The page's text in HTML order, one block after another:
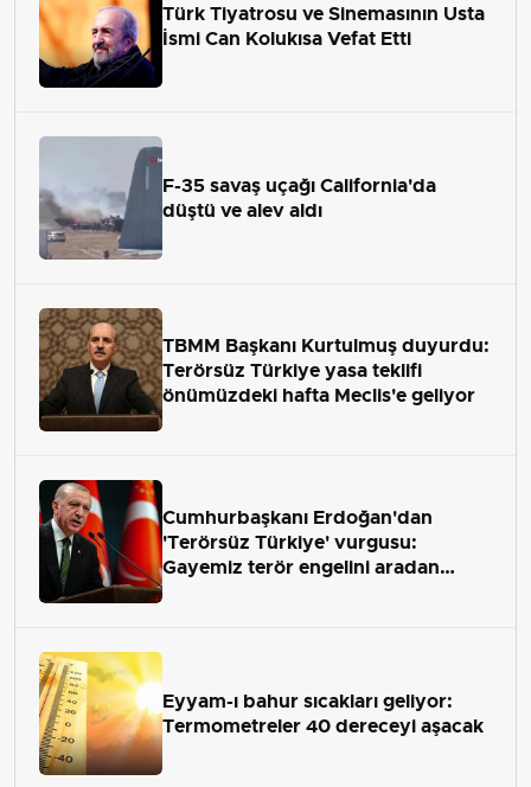
Türk Tiyatrosu ve Sinemasının Usta
İsmi Can Kolukısa Vefat Etti
F-35 savaş uçağı California'da
düştü ve alev aldı
TBMM Başkanı Kurtulmuş duyurdu:
Terörsüz Türkiye yasa teklifi
önümüzdeki hafta Meclis'e geliyor
Cumhurbaşkanı Erdoğan'dan
'Terörsüz Türkiye' vurgusu:
Gayemiz terör engelini aradan
Eyyam-ı bahur sıcakları geliyor:
Termometreler 40 dereceyi aşacak